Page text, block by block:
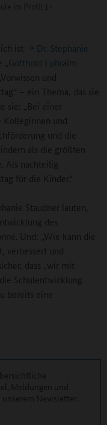
ist
Dr. Stephanie
„Gotthold Ephraim
und
– ein Thema, das sie
sie: „Bei einer
Kolleginnen und
und die
als die größten
Als nachteilig
für die Kinder.“
Staudner lauten,
des
Und: „Wie kann die
verbessert und
dass „wir mit
Schulentwicklung
bereits eine